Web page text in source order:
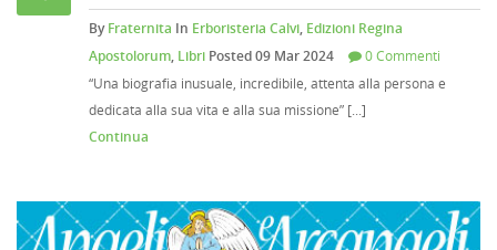
ByFraternita In Erboristeria Calvi, Edizioni Regina
Apostolorum, Libri Posted 09 Mar 2024
0 Commenti
“Una biografia inusuale, incredibile, attenta alla persona e
dedicata alla sua vita e alla sua missione” [...]
Continua